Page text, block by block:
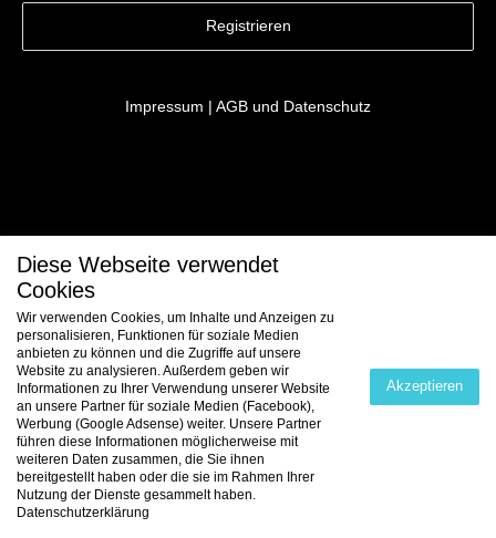
Registrieren
Impressum | AGB und Datenschutz
Diese Webseite verwendet
Cookies
Wir verwenden Cookies, um Inhalte und Anzeigen zu
personalisieren, Funktionen für soziale Medien
anbieten zu können und die Zugriffe auf unsere
Website zu analysieren. Außerdem geben wir
Informationen zu Ihrer Verwendung unserer Website
an unsere Partner für soziale Medien (Facebook),
Werbung (Google Adsense) weiter. Unsere Partner
führen diese Informationen möglicherweise mit
weiteren Daten zusammen, die Sie ihnen
bereitgestellt haben oder die sie im Rahmen Ihrer
Nutzung der Dienste gesammelt haben.
Datenschutzerklärung
Akzeptieren